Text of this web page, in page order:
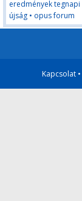
eredmények tegnapi
újság • opus forum
Kapcsolat•